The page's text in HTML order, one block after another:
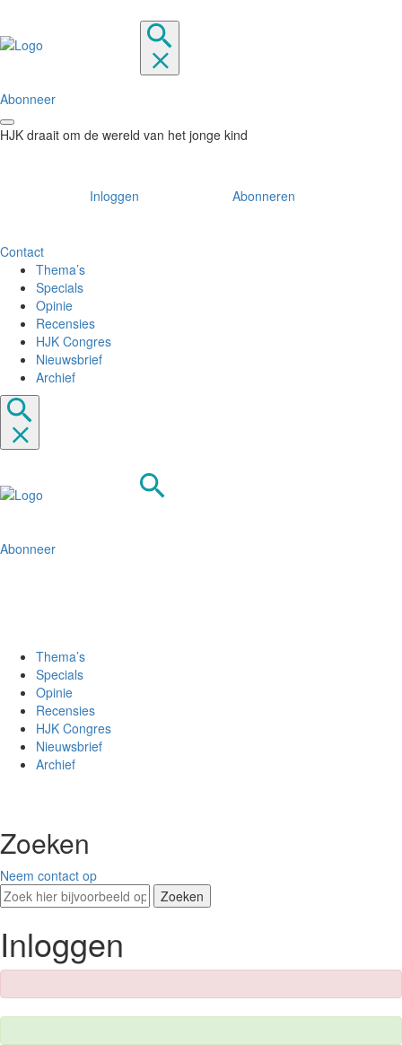
Abonneer
HJK draait om de wereld van het jonge kind
Inloggen Abonneren
Contact
Thema’s
Specials
Opinie
Recensies
HJK Congres
Nieuwsbrief
Archief
Abonneer
Thema’s
Specials
Opinie
Recensies
HJK Congres
Nieuwsbrief
Archief
Zoeken
Neem contact op
Zoeken
Inloggen